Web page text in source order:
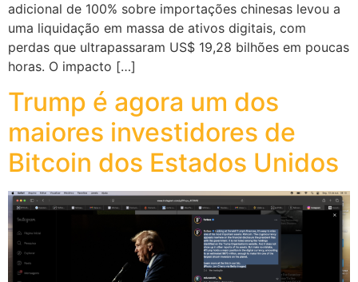
adicional de 100% sobre importações chinesas levou a
uma liquidação em massa de ativos digitais, com
perdas que ultrapassaram US$ 19,28 bilhões em poucas
horas. O impacto […]
Trump é agora um dos
maiores investidores de
Bitcoin dos Estados Unidos